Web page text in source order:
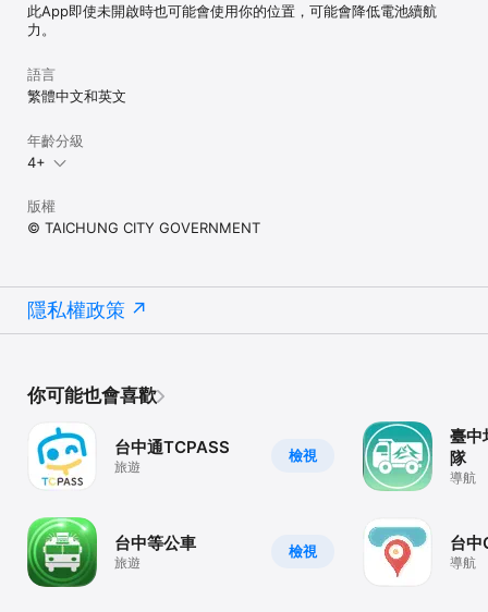
此App即使未開啟時也可能會使用你的位置，可能會降低電池續航
力。
語言
繁體中文和英文
年齡分級
4+
版權
© TAICHUNG CITY GOVERNMENT
隱私權政策
你可能也會喜歡
檢視
台中通TCPASS
旅遊
檢視
台中等公車
旅遊
臺中
隊
導航
台中
導航